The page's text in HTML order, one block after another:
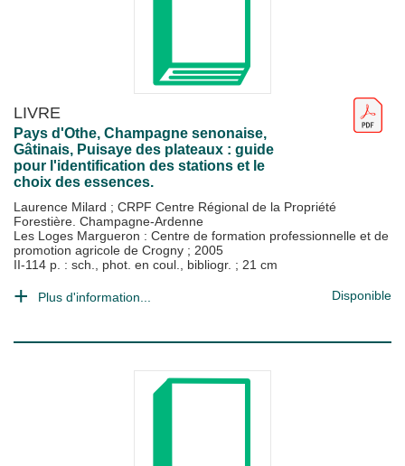
LIVRE
Pays d'Othe, Champagne senonaise,
Gâtinais, Puisaye des plateaux : guide
pour l'identification des stations et le
choix des essences.
Laurence Milard ; CRPF Centre Régional de la Propriété
Forestière. Champagne-Ardenne
Les Loges Margueron : Centre de formation professionnelle et de
promotion agricole de Crogny ; 2005
II-114 p. : sch., phot. en coul., bibliogr. ; 21 cm
Plus d'information... Disponible